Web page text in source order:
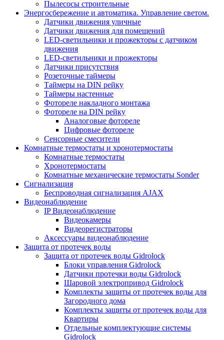
Пылесосы строительные
Энергосбережение и автоматика. Управление светом.
Датчики движения уличные
Датчики движения для помещений
LED-светильники и прожекторы с датчиком
движения
LED-светильники и прожекторы
Датчики присутствия
Розеточные таймеры
Таймеры на DIN рейку
Таймеры настенные
Фотореле накладного монтажа
Фотореле на DIN рейку
Аналоговые фотореле
Цифровые фотореле
Сенсорные смесители
Комнатные термостаты и хронотермостаты
Комнатные термостаты
Хронотермостаты
Комнатные механические термостаты Sonder
Сигнализация
Беспроводная сигнализация AJAX
Видеонаблюдение
IP Видеонаблюдение
Видеокамеры
Видеорегистраторы
Аксессуары видеонаблюдение
Защита от протечек воды
Защита от протечек воды Gidrolock
Блоки управления Gidrolock
Датчики протечки воды Gidrolock
Шаровой электропривод Gidrolock
Комплекты защиты от протечек воды для
Загородного дома
Комплекты защиты от протечек воды для
Квартиры
Отдельные комплектующие системы
Gidrolock